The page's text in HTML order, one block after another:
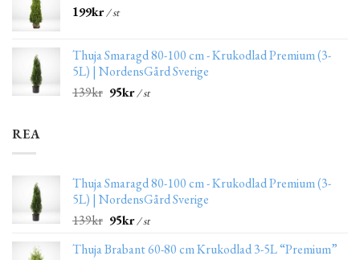
199kr/ st
Thuja Smaragd 80-100 cm - Krukodlad Premium (3-
5L) | NordensGård Sverige
139kr 95kr/ st
REA
Thuja Smaragd 80-100 cm - Krukodlad Premium (3-
5L) | NordensGård Sverige
139kr 95kr/ st
Thuja Brabant 60-80 cm Krukodlad 3-5L “Premium”